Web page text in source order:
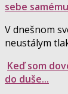
sebe
V dnešnom
neustálym
Keď som
do duše...